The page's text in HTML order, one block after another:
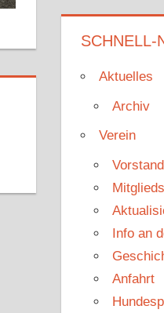
SCHNELL-
Aktuelles
Archiv
Verein
Info an
Anfahrt